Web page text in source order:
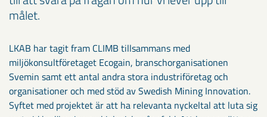
målet.
LKAB har tagit fram CLIMB tillsammans med
miljökonsultföretaget Ecogain, branschorganisationen
Svemin samt ett antal andra stora industriföretag och
organisationer och med stöd av Swedish Mining Innovation.
Syftet med projektet är att ha relevanta nyckeltal att luta sig